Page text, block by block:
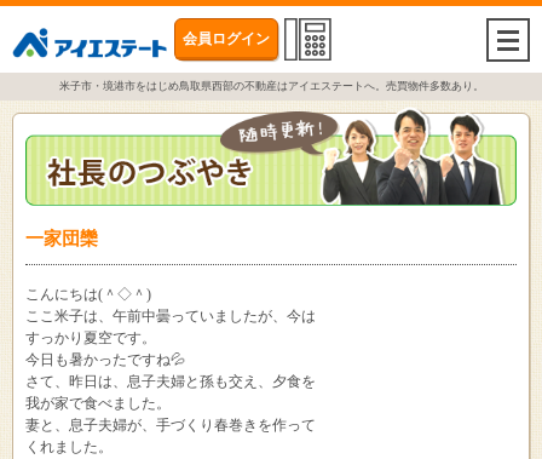
会員ログイン
米子市・境港市をはじめ鳥取県西部の不動産はアイエステートへ。売買物件多数あり。
一家団欒
こんにちは(＾◇＾)
ここ米子は、午前中曇っていましたが、今は
すっかり夏空です。
今日も暑かったですね💦
さて、昨日は、息子夫婦と孫も交え、夕食を
我が家で食べました。
妻と、息子夫婦が、手づくり春巻きを作って
くれました。